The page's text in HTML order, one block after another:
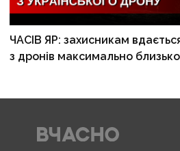
ЧАСІВ ЯР: захисникам
з дронів максимально